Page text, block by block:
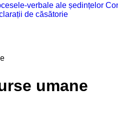
verbale ale ședințelor
de căsătorie
umane